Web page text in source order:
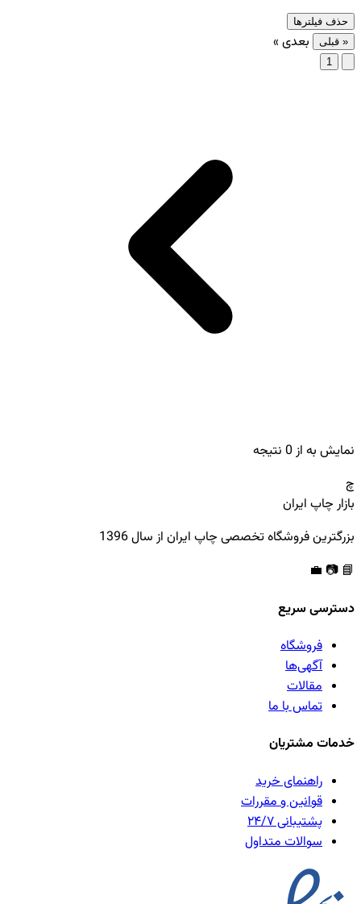
حذف فیلترها
« قبلی
بعدی »
1
نمایش به از0 نتیجه
چ
بازار چاپ ایران
بزرگترین فروشگاه تخصصی چاپ ایران از سال 1396
📘
📷
💼
دسترسی سریع
فروشگاه
آگهی‌ها
مقالات
تماس با ما
خدمات مشتریان
راهنمای خرید
قوانین و مقررات
پشتیبانی ۲۴/۷
سوالات متداول